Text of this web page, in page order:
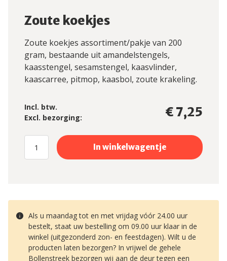
Zoute koekjes
Zoute koekjes assortiment/pakje van 200
gram, bestaande uit amandelstengels,
kaasstengel, sesamstengel, kaasvlinder,
kaascarree, pitmop, kaasbol, zoute krakeling.
Incl. btw.
Excl. bezorging:
€ 7,25
Als u maandag tot en met vrijdag vóór 24.00 uur
bestelt, staat uw bestelling om 09.00 uur klaar in de
winkel (uitgezonderd zon- en feestdagen). Wilt u de
producten laten bezorgen? In vrijwel de gehele
Bollenstreek bezorgen wij aan de deur tegen een